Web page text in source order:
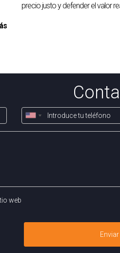
contactarme al 34639361210.
precio justo y defender el valor
web
Enviar